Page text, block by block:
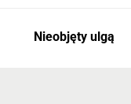
Nieobjęty ulgą